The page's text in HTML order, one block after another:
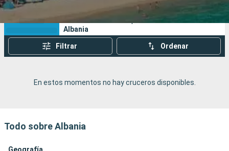
Buscar
Sus criterios de búsqueda:
Albania
Filtrar Ordenar
En estos momentos no hay cruceros disponibles.
Todo sobre Albania